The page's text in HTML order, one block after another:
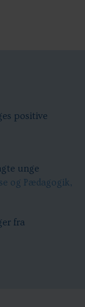
positive
unge
og Pædagogik,
fra